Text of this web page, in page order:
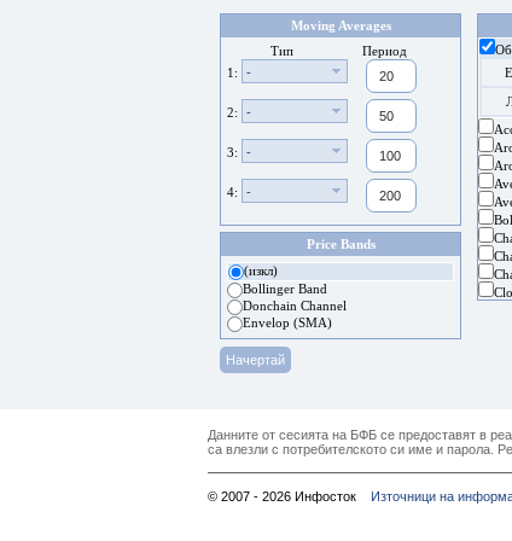
Moving Averages
Тип
Период
1:
-
2: -
3: -
4: -
Price Bands
(изкл)
Bollinger Band
Donchain Channel
Envelop (SMA)
Данните от сесията на БФБ се предоставят в
са влезли с потребителското си име и парола.
© 2007 - 2026 Инфосток Източници на